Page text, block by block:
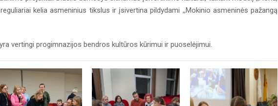
kelia asmeninius tikslus ir įsivertina pildydami ,,Mokinio asmeninės pažangą
vertingi progimnazijos bendros kultūros kūrimui ir puoselėjimui.